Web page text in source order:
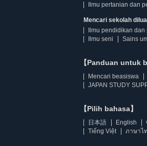
Ilmu pertanian dan
Mencari sekolah
Ilmu pendidikan
Ilmu seni
Sains
【Panduan untuk
Mencari beasiswa
JAPAN STUDY
【Pilih bahasa】
日本語 English
Tiếng Việt
ภาษาไ